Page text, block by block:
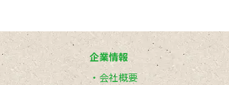
企業情報
会社概要